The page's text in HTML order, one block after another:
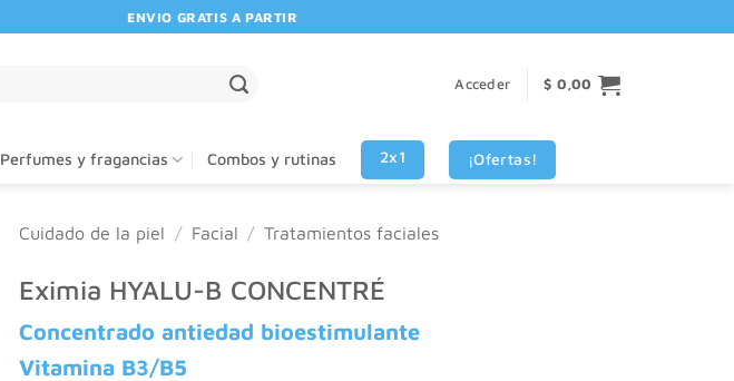
ENVIO GRATIS A PARTIR DE $80.000! 🚚 | 💳 3 CUOTAS SIN INTERES VISA - MASTERCARD
Acceder $ 0,00
Perfumes y fragancias Combos y rutinas 2x1 ¡Ofertas!
Cuidado de la piel / Facial / Tratamientos faciales
Eximia HYALU-B CONCENTRÉ
Concentrado antiedad bioestimulante
Vitamina B3/B5